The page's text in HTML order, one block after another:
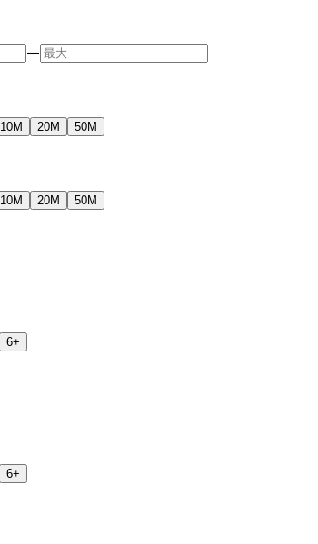
—
10M 20M 50M
10M 20M 50M
6+
6+